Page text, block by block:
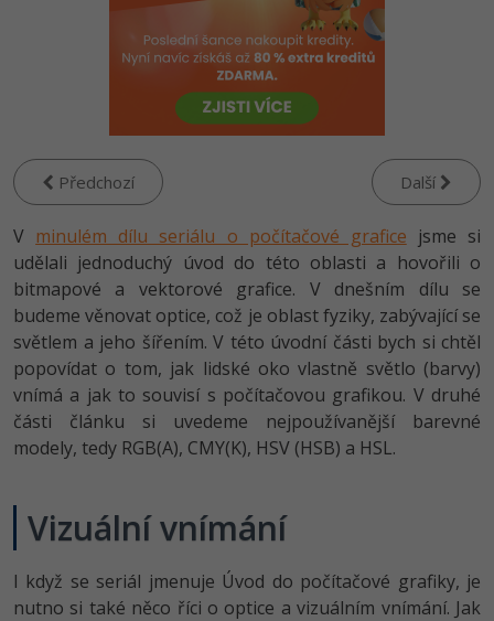
HTML5, CSS3, Bootstrap, SEO
SQL a databáze
UML a návrhové vzory
React
Spring
ASP.NET MVC
Django
Best practices
JavaScript
HTML / CSS
UML a návrhové vzory
MySQL/MariaDB
MS-SQL
SQLite
Specialista na AI a bigdata
C# Game developer
Webdesigner
Systémový administrátor
Grafik / UX/UI návrhář
3D grafik
Projektový manažer
Copywriter
WordPress specialista
-80%
JavaScript -80%
C++ -80%
Swift
-80%
C -80%
VB.NET
SQL
Algoritmy -41%
Umělá inteligence (AI) -10%
-30%
WordPress
SEO -30%
UX
Business
Kryptoměny -25%
Copywriting -30%
MS Office -80%
Time management
Windows
Adobe Illustrator -80%
Adobe Lightroom -30%
Adobe XD
Adobe InDesign -25%
Adobe After Effects
Blender -80%
Inkscape
Fotografování -80%
Ostatní
Fórum
Předchozí Další
V minulém dílu seriálu o počítačové grafice jsme si
udělali jednoduchý úvod do této oblasti a hovořili o
bitmapové a vektorové grafice. V dnešním dílu se
budeme věnovat optice, což je oblast fyziky, zabývající se
světlem a jeho šířením. V této úvodní části bych si chtěl
popovídat o tom, jak lidské oko vlastně světlo (barvy)
vnímá a jak to souvisí s počítačovou grafikou. V druhé
části článku si uvedeme nejpoužívanější barevné
modely, tedy RGB(A), CMY(K), HSV (HSB) a HSL.
Vizuální vnímání
I když se seriál jmenuje Úvod do počítačové grafiky, je
nutno si také něco říci o optice a vizuálním vnímání. Jak